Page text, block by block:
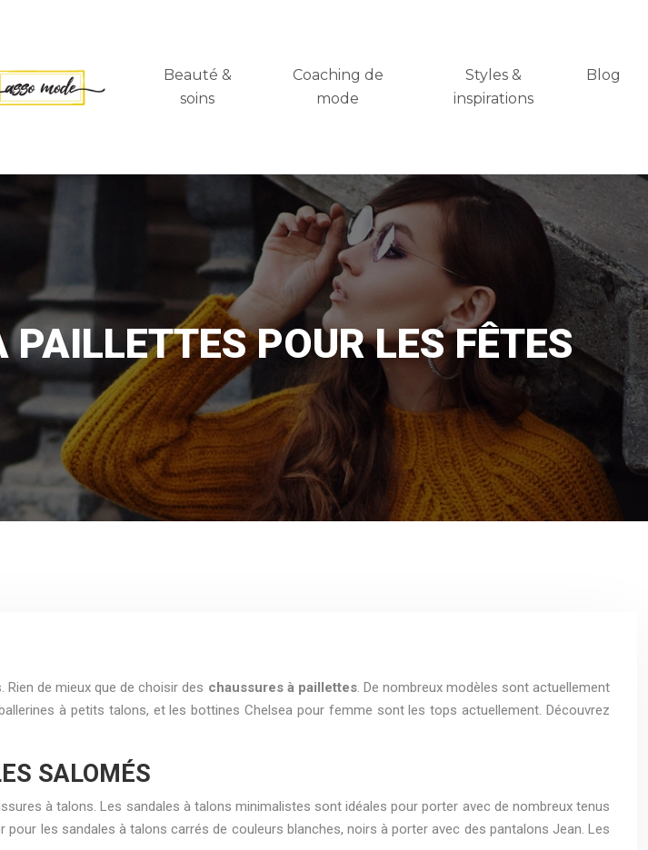
Beauté &
soins
Coaching de
mode
Styles &
inspirations
Blog
POUR LES FÊTES
de mieux que de choisir des chaussures à paillettes. De nombreux modèles sont actuellement
à petits talons, et les bottines Chelsea pour femme sont les tops actuellement. Découvrez
SALOMÉS
à talons. Les sandales à talons minimalistes sont idéales pour porter avec de nombreux tenus
les sandales à talons carrés de couleurs blanches, noirs à porter avec des pantalons Jean. Les